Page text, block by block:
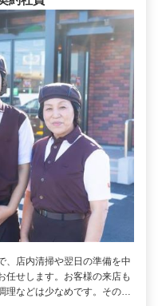
、店内清掃や翌日の準備を中
任せします。お客様の来店も
理などは少なめです。その…